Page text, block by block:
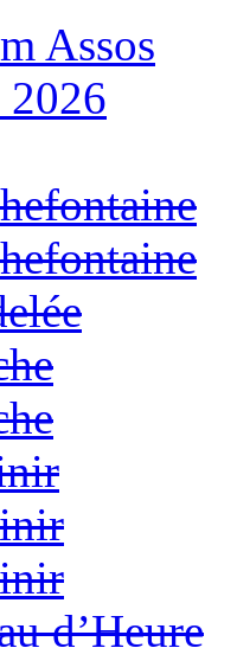
Assos
d’Heure